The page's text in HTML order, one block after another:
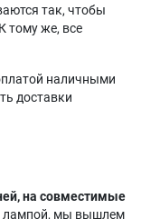
так, чтобы
тому же, все
наличными
доставки
на совместимые
с лампой, мы вышлем